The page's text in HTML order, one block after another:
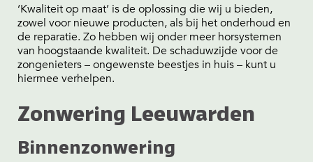
‘Kwaliteit op maat’ is de oplossing die wij u bieden,
zowel voor nieuwe producten, als bij het onderhoud en
de reparatie. Zo hebben wij onder meer horsystemen
van hoogstaande kwaliteit. De schaduwzijde voor de
zongenieters – ongewenste beestjes in huis – kunt u
hiermee verhelpen.
Zonwering Leeuwarden
Binnenzonwering